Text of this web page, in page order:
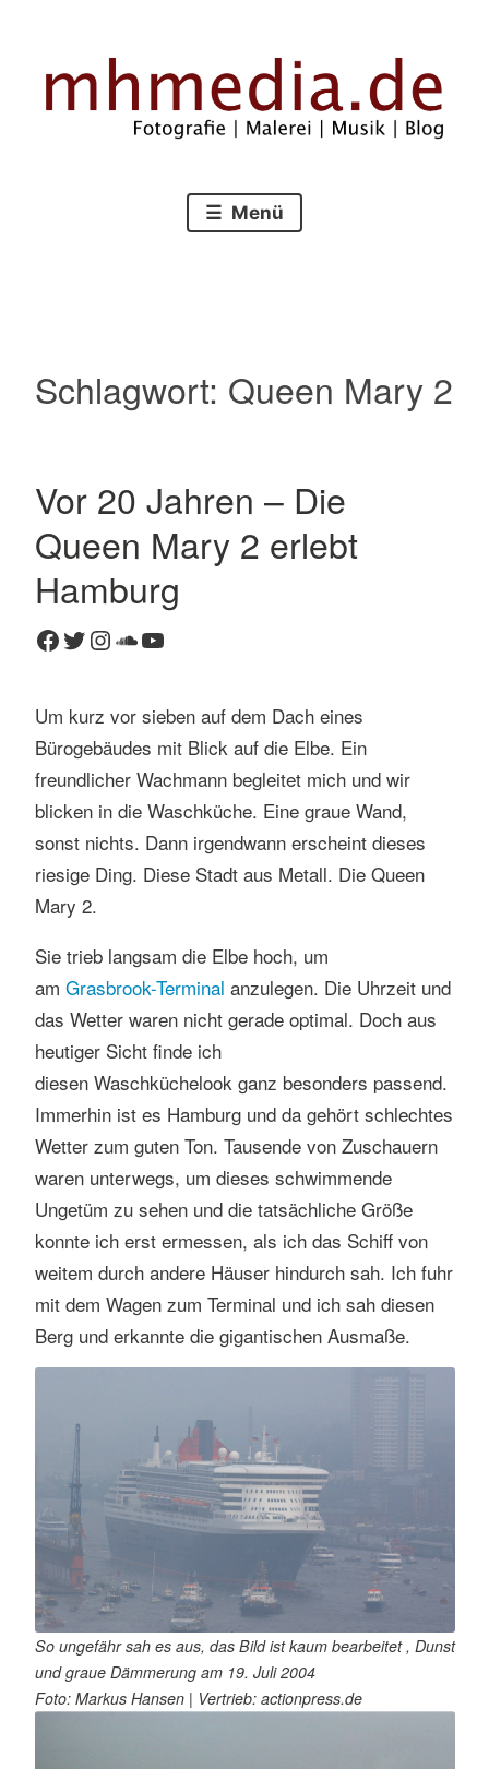
springen
mhmedia.de
Menü
Schlagwort: Queen Mary 2
Vor 20 Jahren – Die
Queen Mary 2 erlebt
Hamburg
Facebook
Twitter
Instagram
SoundCloud
YouTube
Um kurz vor sieben auf dem Dach eines
Bürogebäudes mit Blick auf die Elbe. Ein
freundlicher Wachmann begleitet mich und wir
blicken in die Waschküche. Eine graue Wand,
sonst nichts. Dann irgendwann erscheint dieses
riesige Ding. Diese Stadt aus Metall. Die Queen
Mary 2.
Sie trieb langsam die Elbe hoch, um
am Grasbrook-Terminal anzulegen. Die Uhrzeit und
das Wetter waren nicht gerade optimal. Doch aus
heutiger Sicht finde ich
diesen Waschküchelook ganz besonders passend.
Immerhin ist es Hamburg und da gehört schlechtes
Wetter zum guten Ton. Tausende von Zuschauern
waren unterwegs, um dieses schwimmende
Ungetüm zu sehen und die tatsächliche Größe
konnte ich erst ermessen, als ich das Schiff von
weitem durch andere Häuser hindurch sah. Ich fuhr
mit dem Wagen zum Terminal und ich sah diesen
Berg und erkannte die gigantischen Ausmaße.
So ungefähr sah es aus, das Bild ist kaum bearbeitet , Dunst
und graue Dämmerung am 19. Juli 2004
Foto: Markus Hansen | Vertrieb: actionpress.de
1
K
a
r